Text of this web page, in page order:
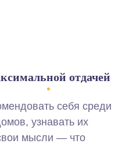
отдачей
себя среди
узнавать их
мысли — что